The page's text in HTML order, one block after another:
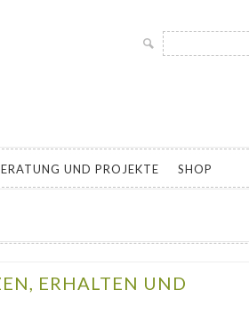
UND
Suche
nach:
UND PROJEKTE SHOP
ERHALTEN UND